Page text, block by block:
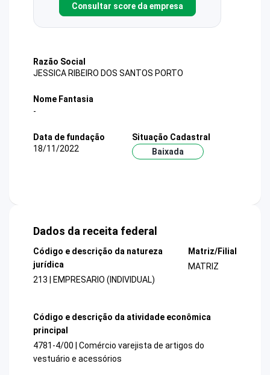
Consultar score da empresa
Razão Social
JESSICA RIBEIRO DOS SANTOS PORTO
Nome Fantasia
-
Data de fundação
18/11/2022
Situação Cadastral
Baixada
Dados da receita federal
Código e descrição da natureza
jurídica
213 | EMPRESARIO (INDIVIDUAL)
Matriz/Filial
MATRIZ
Código e descrição da atividade econômica
principal
4781-4/00 | Comércio varejista de artigos do
vestuário e acessórios